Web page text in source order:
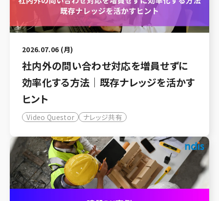
2026.07.06 (月)
社内外の問い合わせ対応を増員せずに
効率化する方法｜既存ナレッジを活かす
ヒント
Video Questor ナレッジ共有